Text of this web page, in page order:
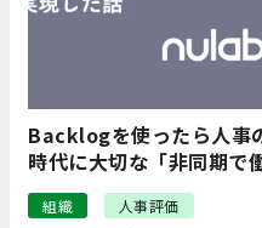
Backlogを使ったら人事
時代に大切な「非同期で
組織
人事評価